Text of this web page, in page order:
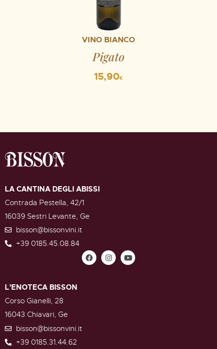
VINO BIANCO
Pigato
15,90€
LA CANTINA DEGLI ABISSI
Contrada Pestella, 42/1
16039 Sestri Levante, Ge
bisson@bissonvini.it
+39 0185.45.08.84
L’ENOTECA BISSON
Corso Gianelli, 28
16043 Chiavari, Ge
bisson@bissonvini.it
+39 0185.31.44.62